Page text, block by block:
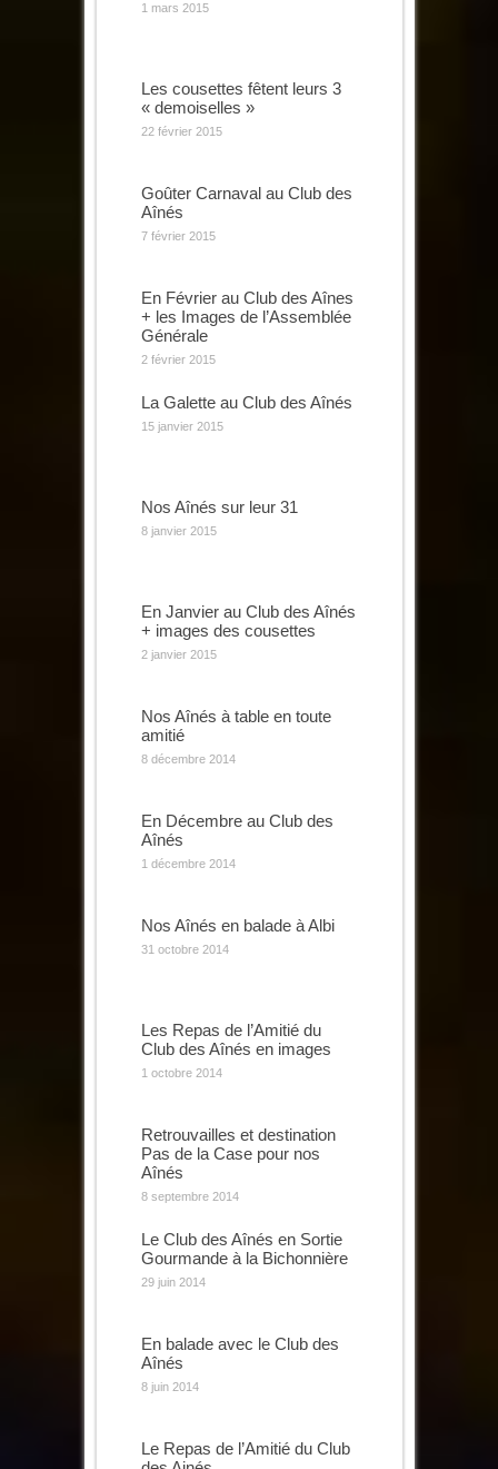
1 mars 2015
Les cousettes fêtent leurs 3
« demoiselles »
22 février 2015
Goûter Carnaval au Club des
Aînés
7 février 2015
En Février au Club des Aînes
+ les Images de l’Assemblée
Générale
2 février 2015
La Galette au Club des Aînés
15 janvier 2015
Nos Aînés sur leur 31
8 janvier 2015
En Janvier au Club des Aînés
+ images des cousettes
2 janvier 2015
Nos Aînés à table en toute
amitié
8 décembre 2014
En Décembre au Club des
Aînés
1 décembre 2014
Nos Aînés en balade à Albi
31 octobre 2014
Les Repas de l’Amitié du
Club des Aînés en images
1 octobre 2014
Retrouvailles et destination
Pas de la Case pour nos
Aînés
8 septembre 2014
Le Club des Aînés en Sortie
Gourmande à la Bichonnière
29 juin 2014
En balade avec le Club des
Aînés
8 juin 2014
Le Repas de l’Amitié du Club